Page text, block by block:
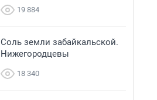
19 884
Соль земли забайкальской.
Нижегородцевы
18 340